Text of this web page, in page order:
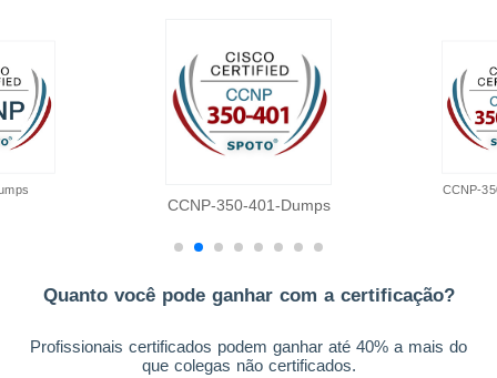
CCNP-350-401-Dumps
CCNP-
Quanto você pode ganhar com a certificação?
Profissionais certificados podem ganhar até 40% a mais do
que colegas não certificados.